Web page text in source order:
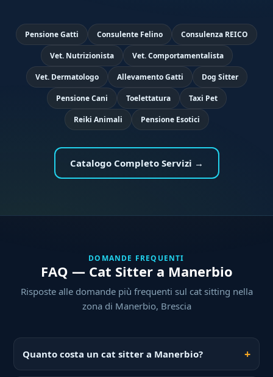
Pensione Gatti Consulente Felino Consulenza REICO
Vet. Nutrizionista Vet. Comportamentalista
Vet. Dermatologo Allevamento Gatti Dog Sitter
Pensione Cani Toelettatura Taxi Pet
Reiki Animali Pensione Esotici
Catalogo Completo Servizi →
DOMANDE FREQUENTI
FAQ — Cat Sitter a Manerbio
Risposte alle domande più frequenti sul cat sitting nella
zona di Manerbio, Brescia
Quanto costa un cat sitter a Manerbio?